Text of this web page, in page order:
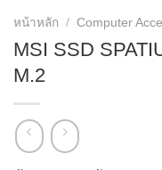
หน้าหลัก / Computer
MSI SSD
M.2